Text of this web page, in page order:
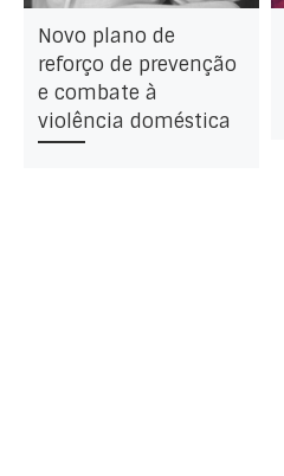
Novo plano de
reforço de prevenção
e combate à
violência doméstica